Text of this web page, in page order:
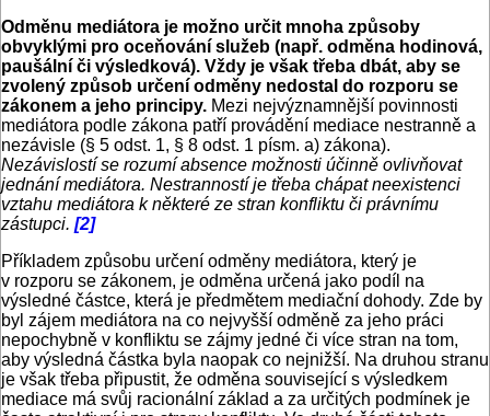
Odměnu mediátora je možno určit mnoha způsoby
obvyklými pro oceňování služeb (např. odměna hodinová,
paušální či výsledková). Vždy je však třeba dbát, aby se
zvolený způsob určení odměny nedostal do rozporu se
zákonem a jeho principy. Mezi nejvýznamnější povinnosti
mediátora podle zákona patří provádění mediace nestranně a
nezávisle (§ 5 odst. 1, § 8 odst. 1 písm. a) zákona).
Nezávislostí se rozumí absence možnosti účinně ovlivňovat
jednání mediátora. Nestranností je třeba chápat neexistenci
vztahu mediátora k některé ze stran konfliktu či právnímu
zástupci. [2]
Příkladem způsobu určení odměny mediátora, který je
v rozporu se zákonem, je odměna určená jako podíl na
výsledné částce, která je předmětem mediační dohody. Zde by
byl zájem mediátora na co nejvyšší odměně za jeho práci
nepochybně v konfliktu se zájmy jedné či více stran na tom,
aby výsledná částka byla naopak co nejnižší. Na druhou stranu
je však třeba připustit, že odměna související s výsledkem
mediace má svůj racionální základ a za určitých podmínek je